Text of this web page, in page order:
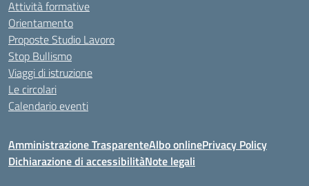
Attività formative
Orientamento
Proposte Studio Lavoro
Stop Bullismo
Viaggi di istruzione
Le circolari
Calendario eventi
Amministrazione TrasparenteAlbo onlinePrivacy Policy
Dichiarazione di accessibilitàNote legali